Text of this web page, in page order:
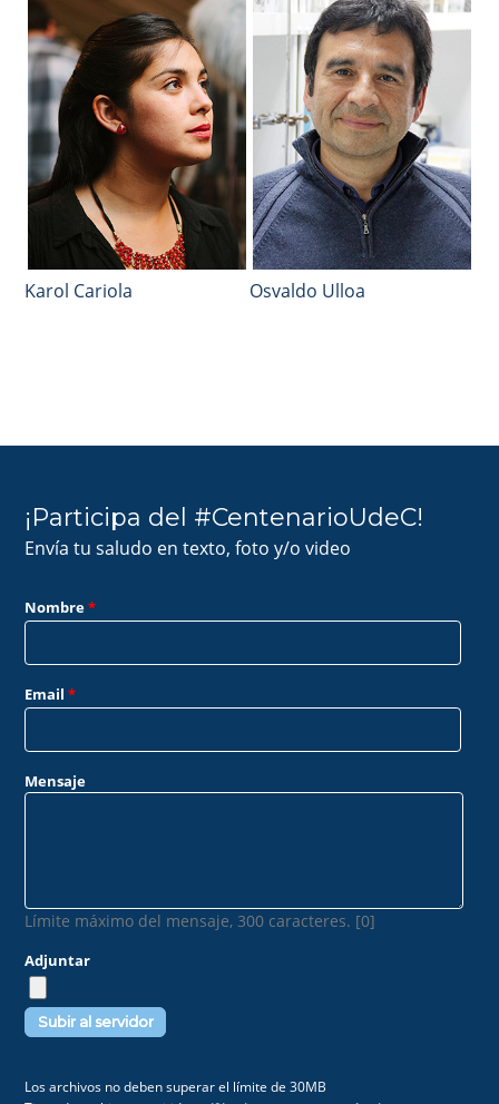
Karol Cariola Osvaldo Ulloa
¡Participa del #CentenarioUdeC!
Envía tu saludo en texto, foto y/o video
Nombre*
Email*
Mensaje
Límite máximo del mensaje, 300 caracteres. [0]
Adjuntar
Los archivos no deben superar el límite de 30MB